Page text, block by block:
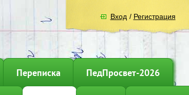
Вход / Регистрация
Переписка ПедПросвет-2026